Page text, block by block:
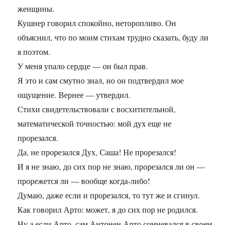
женщины.
Кушнер говорил спокойно, неторопливо. Он
объяснил, что по моим стихам трудно сказать, буду ли
я поэтом.
У меня упало сердце — он был прав.
Я это и сам смутно знал, но он подтвердил мое
ощущение. Вернее — утвердил.
Стихи свидетельствовали с восхитительной,
математической точностью: мой дух еще не
прорезался.
Да, не прорезался Дух, Саша! Не прорезался!
И я не знаю, до сих пор не знаю, прорезался ли он —
прорежется ли — вообще когда-либо!
Думаю, даже если и прорезался, то тут же и сгинул.
Как говорил Арто: может, я до сих пор не родился.